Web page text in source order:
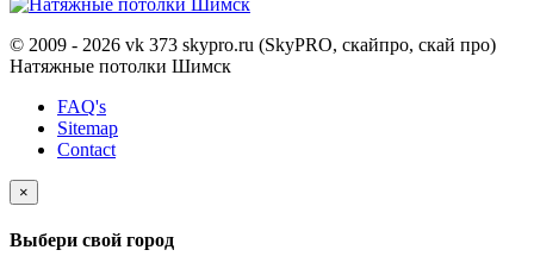
© 2009 - 2026 vk 373 skypro.ru (SkyPRO, скайпро, скай про)
Натяжные потолки Шимск
FAQ's
Sitemap
Contact
×
Выбери свой город